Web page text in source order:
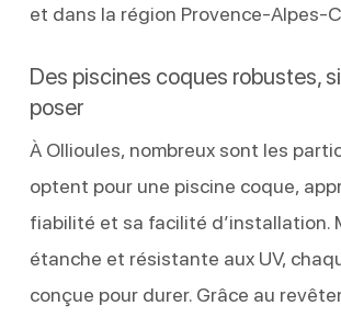
et dans la région Provence-Alpes-
Des piscines coques robustes,
poser
À Ollioules, nombreux sont les
optent pour une piscine coque,
fiabilité et sa facilité d’installation.
étanche et résistante aux UV,
conçue pour durer. Grâce au